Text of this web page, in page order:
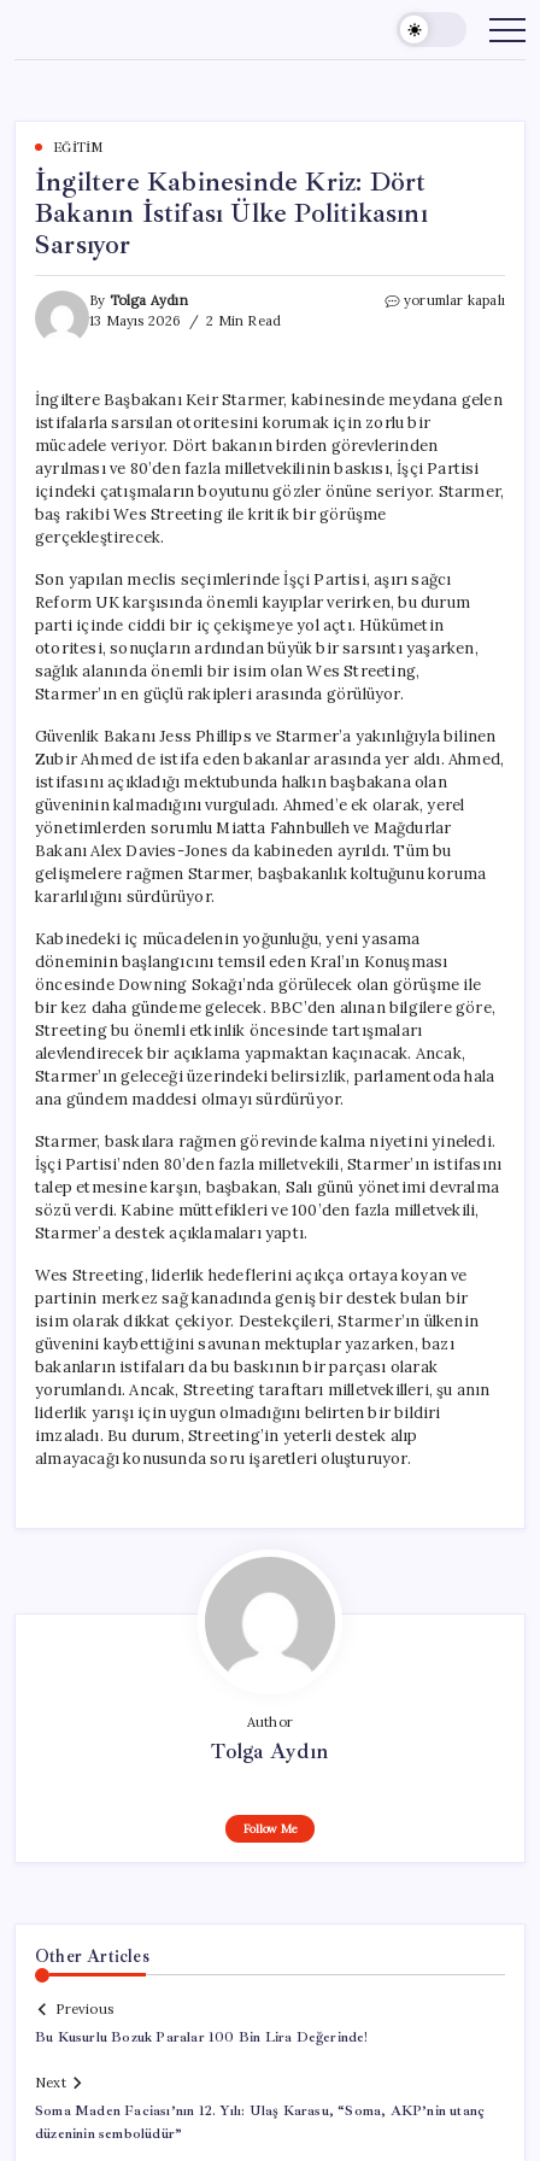
content
EĞITIM
İngiltere Kabinesinde Kriz: Dört
Bakanın İstifası Ülke Politikasını
Sarsıyor
By Tolga Aydın
13 Mayıs 2026
2 Min Read
İngiltere
İstifası
Ülke
Politikasını
Sarsıyor
için
yorumlar kapalı
İngiltere Başbakanı Keir Starmer, kabinesinde meydana gelen
istifalarla sarsılan otoritesini korumak için zorlu bir
mücadele veriyor. Dört bakanın birden görevlerinden
ayrılması ve 80’den fazla milletvekilinin baskısı, İşçi Partisi
içindeki çatışmaların boyutunu gözler önüne seriyor. Starmer,
baş rakibi Wes Streeting ile kritik bir görüşme
gerçekleştirecek.
Son yapılan meclis seçimlerinde İşçi Partisi, aşırı sağcı
Reform UK karşısında önemli kayıplar verirken, bu durum
parti içinde ciddi bir iç çekişmeye yol açtı. Hükümetin
otoritesi, sonuçların ardından büyük bir sarsıntı yaşarken,
sağlık alanında önemli bir isim olan Wes Streeting,
Starmer’ın en güçlü rakipleri arasında görülüyor.
Güvenlik Bakanı Jess Phillips ve Starmer’a yakınlığıyla bilinen
Zubir Ahmed de istifa eden bakanlar arasında yer aldı. Ahmed,
istifasını açıkladığı mektubunda halkın başbakana olan
güveninin kalmadığını vurguladı. Ahmed’e ek olarak, yerel
yönetimlerden sorumlu Miatta Fahnbulleh ve Mağdurlar
Bakanı Alex Davies-Jones da kabineden ayrıldı. Tüm bu
gelişmelere rağmen Starmer, başbakanlık koltuğunu koruma
kararlılığını sürdürüyor.
Kabinedeki iç mücadelenin yoğunluğu, yeni yasama
döneminin başlangıcını temsil eden Kral’ın Konuşması
öncesinde Downing Sokağı’nda görülecek olan görüşme ile
bir kez daha gündeme gelecek. BBC’den alınan bilgilere göre,
Streeting bu önemli etkinlik öncesinde tartışmaları
alevlendirecek bir açıklama yapmaktan kaçınacak. Ancak,
Starmer’ın geleceği üzerindeki belirsizlik, parlamentoda hala
ana gündem maddesi olmayı sürdürüyor.
Starmer, baskılara rağmen görevinde kalma niyetini yineledi.
İşçi Partisi’nden 80’den fazla milletvekili, Starmer’ın istifasını
talep etmesine karşın, başbakan, Salı günü yönetimi devralma
sözü verdi. Kabine müttefikleri ve 100’den fazla milletvekili,
Starmer’a destek açıklamaları yaptı.
Wes Streeting, liderlik hedeflerini açıkça ortaya koyan ve
partinin merkez sağ kanadında geniş bir destek bulan bir
isim olarak dikkat çekiyor. Destekçileri, Starmer’ın ülkenin
güvenini kaybettiğini savunan mektuplar yazarken, bazı
bakanların istifaları da bu baskının bir parçası olarak
yorumlandı. Ancak, Streeting taraftarı milletvekilleri, şu anın
liderlik yarışı için uygun olmadığını belirten bir bildiri
imzaladı. Bu durum, Streeting’in yeterli destek alıp
almayacağı konusunda soru işaretleri oluşturuyor.
Author
Tolga Aydın
Follow Me
Other Articles
Previous
Bu Kusurlu Bozuk Paralar 100 Bin Lira Değerinde!
Next
Soma Maden Faciası’nın 12. Yılı: Ulaş Karasu, “Soma, AKP’nin utanç
düzeninin sembolüdür”